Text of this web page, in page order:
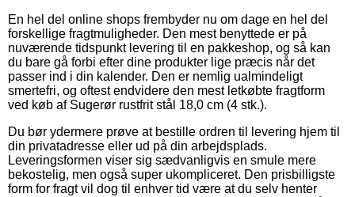
En hel del online shops frembyder nu om dage en hel del
forskellige fragtmuligheder. Den mest benyttede er på
nuværende tidspunkt levering til en pakkeshop, og så kan
du bare gå forbi efter dine produkter lige præcis når det
passer ind i din kalender. Den er nemlig ualmindeligt
smertefri, og oftest endvidere den mest letkøbte fragtform
ved køb af Sugerør rustfrit stål 18,0 cm (4 stk.).
Du bør ydermere prøve at bestille ordren til levering hjem til
din privatadresse eller ud på din arbejdsplads.
Leveringsformen viser sig sædvanligvis en smule mere
bekostelig, men også super ukompliceret. Den prisbilligste
form for fragt vil dog til enhver tid være at du selv henter